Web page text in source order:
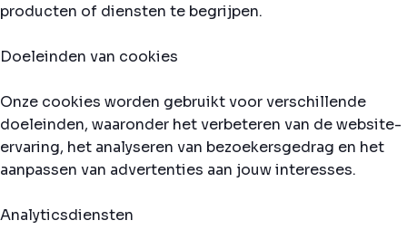
producten of diensten te begrijpen.
Doeleinden van cookies
Onze cookies worden gebruikt voor verschillende
doeleinden, waaronder het verbeteren van de website-
ervaring, het analyseren van bezoekersgedrag en het
aanpassen van advertenties aan jouw interesses.
Analyticsdiensten